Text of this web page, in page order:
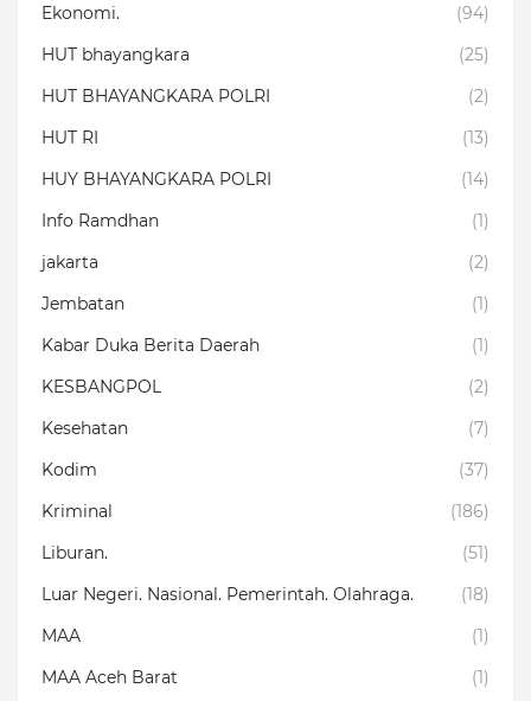
Ekonomi.
(94)
HUT bhayangkara
(25)
HUT BHAYANGKARA POLRI
(2)
HUT RI
(13)
HUY BHAYANGKARA POLRI
(14)
Info Ramdhan
(1)
jakarta
(2)
Jembatan
(1)
Kabar Duka Berita Daerah
(1)
KESBANGPOL
(2)
Kesehatan
(7)
Kodim
(37)
Kriminal
(186)
Liburan.
(51)
Luar Negeri. Nasional. Pemerintah. Olahraga.
(18)
MAA
(1)
MAA Aceh Barat
(1)